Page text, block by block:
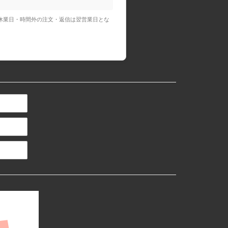
日・時間外の注文・返信は翌営業日とな